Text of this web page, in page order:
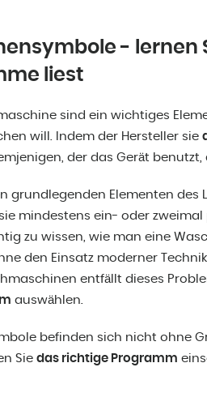
- lernen
liest
sind ein wichtiges
will. Indem der Hersteller sie
der das Gerät
grundlegenden Elementen des
mindestens ein- oder zweimal
zu wissen, wie man eine
den Einsatz moderner
entfällt dieses
auswählen.
befinden sich nicht ohne
Sie das richtige Programm